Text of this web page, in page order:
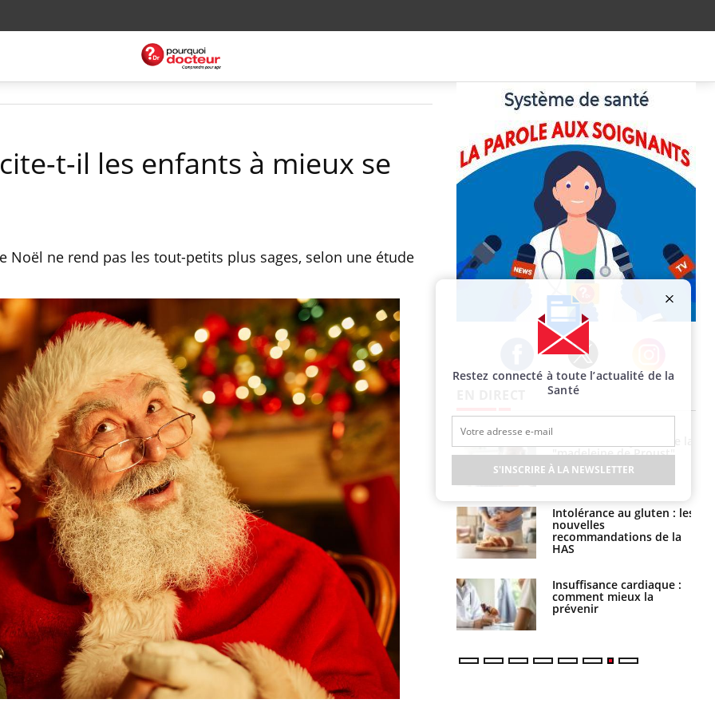
t-il les enfants à mieux se
Noël ne rend pas les tout-petits plus sages, selon une étude
Facebook Twitter Instagram
Mordue par un
barracuda, une petite fille
secourue grâce à un
réflexe essentiel
Légionellose en Suisse :
quelle est l’origine de la
contamination ?
Allergies alimentaires :
une nouvelle arme contre
les réactions sévères
Comment gérer le
sommeil des enfants en
vacances ?
Bilan prévention : ce que
les kinés pourront
bientôt faire
TDAH : quel est ce
traitement autorisé aux
États-Unis ?
"madeleine de Proust"
enfin expliqué
Intolérance au gluten : les
nouvelles
recommandations de la
HAS
Insuffisance cardiaque :
comment mieux la
prévenir
Restez connecté à toute l’actualité de la
Santé
S'INSCRIRE À LA NEWSLETTER